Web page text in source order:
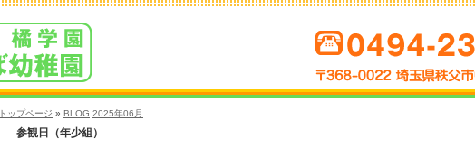
トップページ » BLOG 2025年06月
参観日（年少組）